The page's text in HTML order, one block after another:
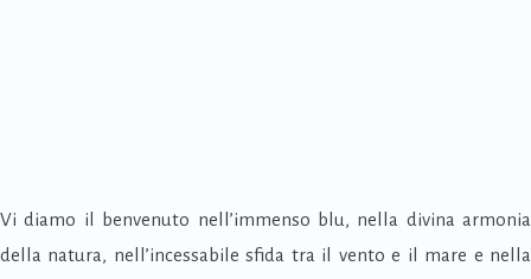
Vi diamo il benvenuto nell’immenso blu, nella divina armonia
della natura, nell’incessabile sfida tra il vento e il mare e nella